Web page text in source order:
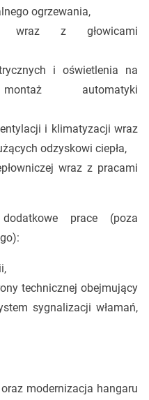
ogrzewania,
wraz z głowicami
i oświetlenia na
montaż automatyki
i klimatyzacji wraz
odzyskowi ciepła,
wraz z pracami
prace (poza
technicznej obejmujący
sygnalizacji włamań,
modernizacja hangaru